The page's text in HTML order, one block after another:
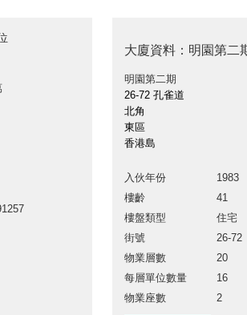
大廈資料：明園第二
明園第二期
26-72 孔雀道
北角
東區
香港島
入伙年份
1983
樓齡
41
樓盤類型
住宅
街號
26-72
物業層數
20
每層單位數量
16
物業座數
2